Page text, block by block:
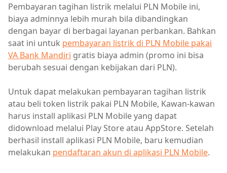
Pembayaran tagihan listrik melalui PLN Mobile ini,
biaya adminnya lebih murah bila dibandingkan
dengan bayar di berbagai layanan perbankan. Bahkan
saat ini untuk pembayaran listrik di PLN Mobile pakai
VA Bank Mandiri gratis biaya admin (promo ini bisa
berubah sesuai dengan kebijakan dari PLN).
Untuk dapat melakukan pembayaran tagihan listrik
atau beli token listrik pakai PLN Mobile, Kawan-kawan
harus install aplikasi PLN Mobile yang dapat
didownload melalui Play Store atau AppStore. Setelah
berhasil install aplikasi PLN Mobile, baru kemudian
melakukan pendaftaran akun di aplikasi PLN Mobile.